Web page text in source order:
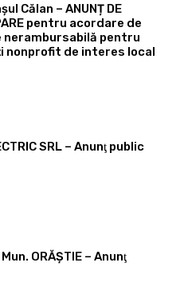
Călan – ANUNȚ DE
pentru acordare de
nerambursabilă pentru
de interes local
SRL – Anunţ public
ORĂȘTIE – Anunţ